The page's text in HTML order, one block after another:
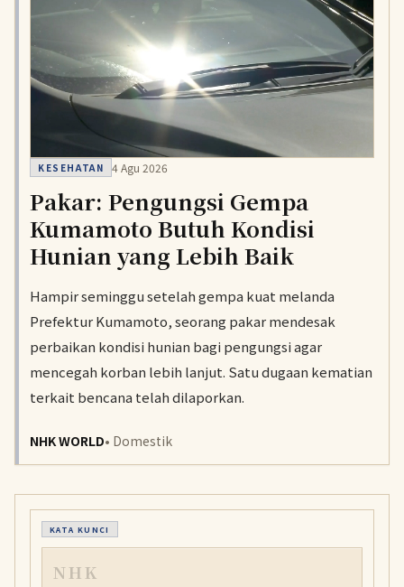
KESEHATAN 4 Agu 2026
Pakar: Pengungsi Gempa
Kumamoto Butuh Kondisi
Hunian yang Lebih Baik
Hampir seminggu setelah gempa kuat melanda
Prefektur Kumamoto, seorang pakar mendesak
perbaikan kondisi hunian bagi pengungsi agar
mencegah korban lebih lanjut. Satu dugaan kematian
terkait bencana telah dilaporkan.
NHK WORLD• Domestik
KATA KUNCI
NHK